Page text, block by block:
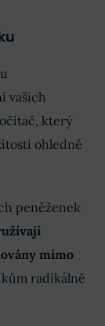
vašich
který
ohledně
peněženek
mimo
radikálně